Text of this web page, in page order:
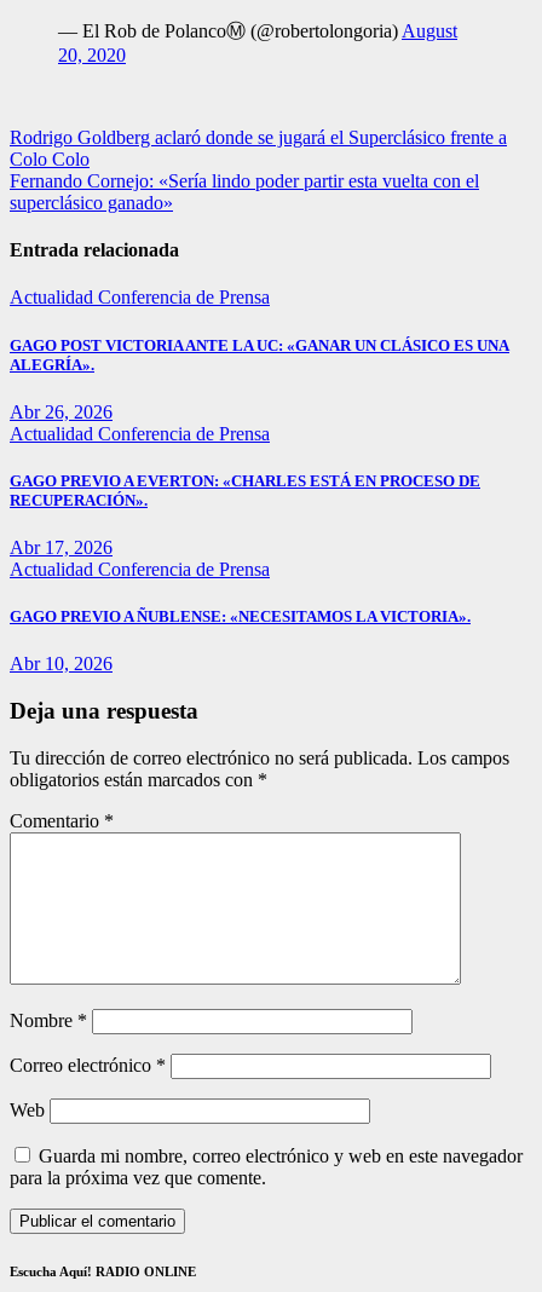
— El Rob de PolancoⓂ️ (@robertolongoria) August
20, 2020
Navegación
de
entradas
Rodrigo Goldberg aclaró donde se jugará el Superclásico frente a
Colo Colo
Fernando Cornejo: «Sería lindo poder partir esta vuelta con el
superclásico ganado»
Entrada relacionada
Actualidad Conferencia de Prensa
GAGO POST VICTORIA ANTE LA UC: «GANAR UN CLÁSICO ES UNA
ALEGRÍA».
Abr 26, 2026
Actualidad Conferencia de Prensa
GAGO PREVIO A EVERTON: «CHARLES ESTÁ EN PROCESO DE
RECUPERACIÓN».
Abr 17, 2026
Actualidad Conferencia de Prensa
GAGO PREVIO A ÑUBLENSE: «NECESITAMOS LA VICTORIA».
Abr 10, 2026
Deja una respuesta
Tu dirección de correo electrónico no será publicada. Los campos
obligatorios están marcados con *
Comentario *
Nombre *
Correo electrónico *
Web
Guarda mi nombre, correo electrónico y web en este navegador
para la próxima vez que comente.
Escucha Aquí! RADIO ONLINE